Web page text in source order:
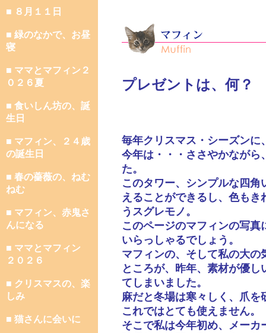
■ ８月１１日
■ 緑のなかで、お昼
寝
■ ママとマフィン２
０２６夏
■ 食いしん坊の、誕
生日
■ マフィン、２４歳
の誕生日
■ 春の薔薇の、ねむ
ねむ
■ マフィン、赤鬼さ
んになる
■ ママとマフィン
２０２６
■ クリスマスの、楽
しみ
■ 猫さんに会いに
プレゼントは、何？
毎年クリスマス・シーズンに
今年は・・・ささやかながら
た。
このタワー、シンプルな四
えることができるし、色も
うスグレモノ。
このページのマフィンの写
いらっしゃるでしょう。
マフィンの、そして私の大
ところが、昨年、素材が優
てしまいました。
麻だと冬場は寒々しく、爪
これではとても使えません。
そこで私は今年初め、メー